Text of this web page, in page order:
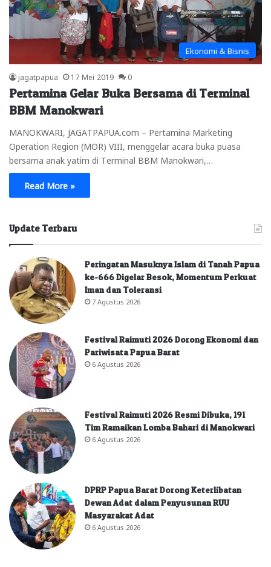
Ekonomi & Bisnis
jagatpapua 17 Mei 2019 0
Pertamina Gelar Buka Bersama di Terminal
BBM Manokwari
MANOKWARI, JAGATPAPUA.com – Pertamina Marketing
Operation Region (MOR) VIII, menggelar acara buka puasa
bersama anak yatim di Terminal BBM Manokwari,…
Read More »
Update Terbaru
Peringatan Masuknya Islam di Tanah Papua
ke-666 Digelar Besok, Momentum Perkuat
Iman dan Toleransi
7 Agustus 2026
Festival Raimuti 2026 Dorong Ekonomi dan
Pariwisata Papua Barat
6 Agustus 2026
Festival Raimuti 2026 Resmi Dibuka, 191
Tim Ramaikan Lomba Bahari di Manokwari
6 Agustus 2026
DPRP Papua Barat Dorong Keterlibatan
Dewan Adat dalam Penyusunan RUU
Masyarakat Adat
6 Agustus 2026